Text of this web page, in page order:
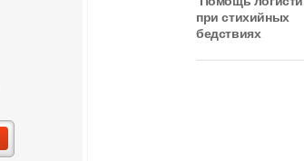
при стихийных
бедствиях